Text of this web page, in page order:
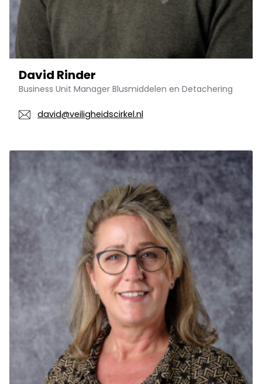
David Rinder
Business Unit Manager Blusmiddelen en Detachering
david@veiligheidscirkel.nl